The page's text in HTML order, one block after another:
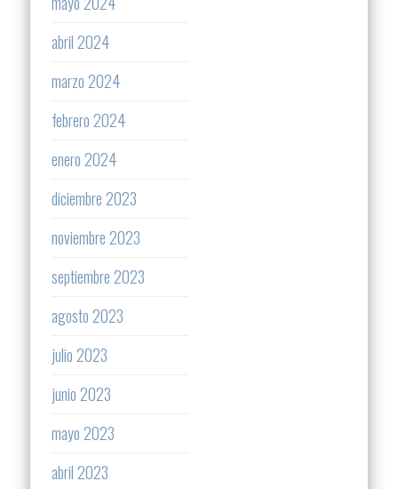
abril 2024
marzo 2024
febrero 2024
enero 2024
diciembre 2023
noviembre 2023
septiembre 2023
agosto 2023
julio 2023
junio 2023
mayo 2023
abril 2023